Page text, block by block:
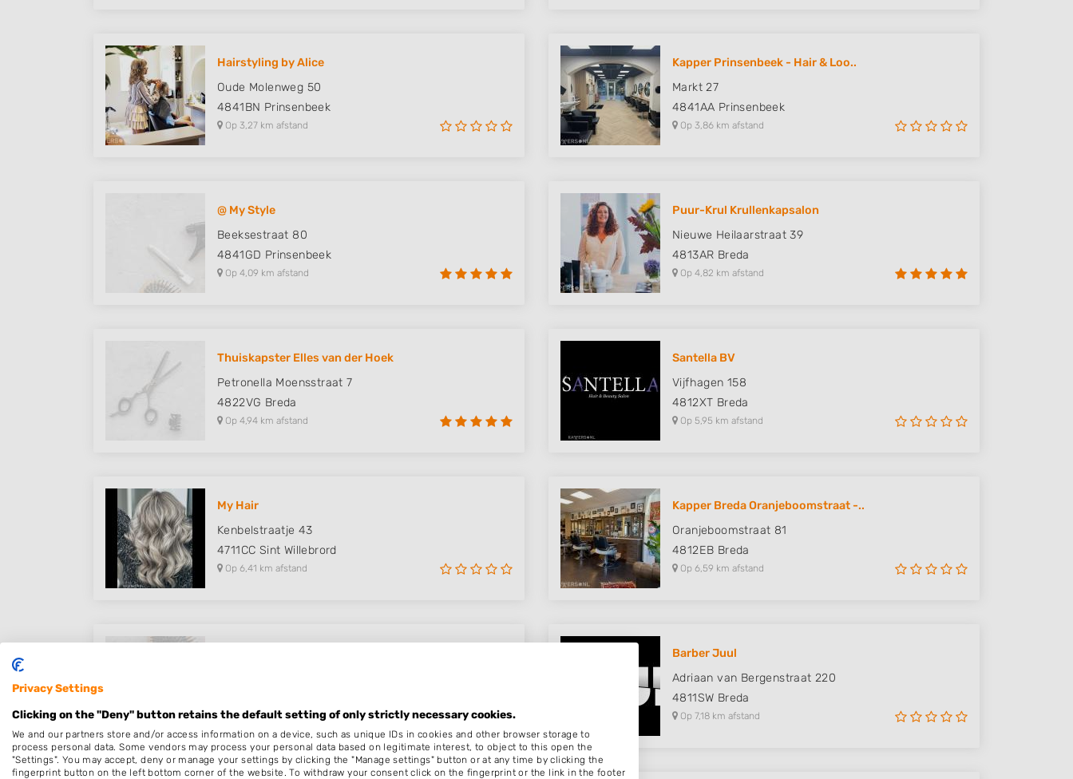
Hairstyling by Alice
Oude Molenweg 50
4841BN Prinsenbeek
Op 3,27 km afstand
Kapper Prinsenbeek - Hair & Loo..
Markt 27
4841AA Prinsenbeek
Op 3,86 km afstand
@ My Style
Beeksestraat 80
4841GD Prinsenbeek
Op 4,09 km afstand
Puur-Krul Krullenkapsalon
Nieuwe Heilaarstraat 39
4813AR Breda
Op 4,82 km afstand
Thuiskapster Elles van der Hoek
Petronella Moensstraat 7
4822VG Breda
Op 4,94 km afstand
Santella BV
Vijfhagen 158
4812XT Breda
Op 5,95 km afstand
My Hair
Kenbelstraatje 43
4711CC Sint Willebrord
Op 6,41 km afstand
Kapper Breda Oranjeboomstraat -..
Oranjeboomstraat 81
4812EB Breda
Op 6,59 km afstand
Op 6,82 km afstand
Barber Juul
Adriaan van Bergenstraat 220
4811SW Breda
Op 7,18 km afstand
Privacy Settings
Clicking on the "Deny" button retains the default setting of only strictly necessary cookies.
We and our partners store and/or access information on a device, such as unique IDs in cookies and other browser storage to
process personal data. Some vendors may process your personal data based on legitimate interest, to object to this open the
"Settings". You may accept, deny or manage your settings by clicking the "Manage settings" button or at any time by clicking the
fingerprint button on the left bottom corner of the website. To withdraw your consent click on the fingerprint or the link in the footer